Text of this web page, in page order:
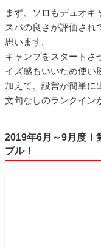
まず、ソロもデュオキ
スパの良さが評価され
思います。
キャンプをスタートさ
イズ感もいいため使い
加えて、設営が簡単に
文句なしのランクイン
2019年6月～9月度！
ブル！